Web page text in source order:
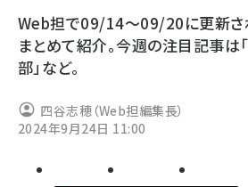
note (2315)
セミナー (2308)
meo (1277)
Web担で09/14～09/20に更新さ
まとめて紹介。今週の注目記事は「
部」など。
四谷志穂（Web担編集長）
2024年9月24日 11:00